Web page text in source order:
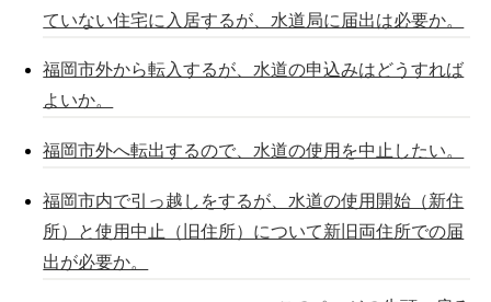
ていない住宅に入居するが、水道局に届出は必要か。
福岡市外から転入するが、水道の申込みはどうすれば
よいか。
福岡市外へ転出するので、水道の使用を中止したい。
福岡市内で引っ越しをするが、水道の使用開始（新住
所）と使用中止（旧住所）について新旧両住所での届
出が必要か。